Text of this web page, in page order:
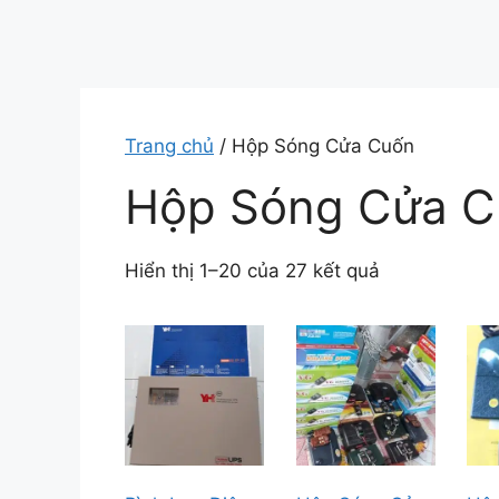
Trang chủ / Hộp Sóng Cửa Cuốn
Hộp Sóng Cửa
Hiển thị 1–20 của 27 kết quả